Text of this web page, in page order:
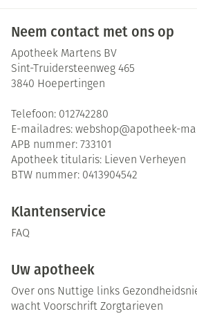
Neem contact met ons op
Apotheek Martens BV
Sint-Truidersteenweg 465
3840 Hoepertingen
Telefoon: 012742280
E-mailadres: webshop@apotheek-
APB nummer: 733101
Apotheek titularis: Lieven Verheyen
BTW nummer: 0413904542
Klantenservice
FAQ
Uw apotheek
Over ons Nuttige links
wacht Voorschrift Zorgtarieven